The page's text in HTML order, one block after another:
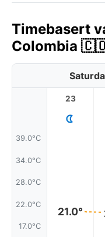
Timebasert
Colombia
39.0°C
34.0°C
28.0°C
22.0°C
17.0°C
23
21.0°